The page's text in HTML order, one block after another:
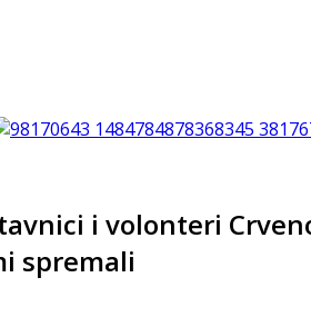
i volonteri
spremali